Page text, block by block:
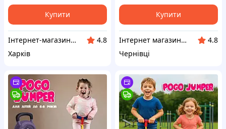
Купити
Інтернет-магазин "NOWA" - товари для всієї родини!
4.8
Харків
Купити
Інтернет магазин IQ Rapid
4.8
Чернівці